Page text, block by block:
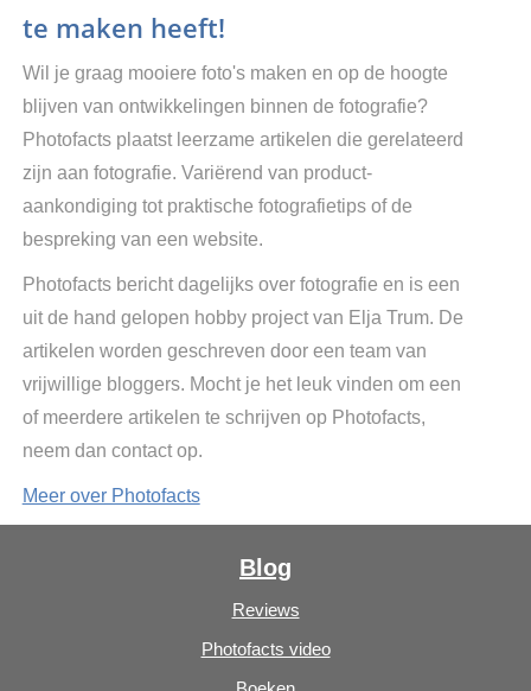
te maken heeft!
Wil je graag mooiere foto's maken en op de hoogte
blijven van ontwikkelingen binnen de fotografie?
Photofacts plaatst leerzame artikelen die gerelateerd
zijn aan fotografie. Variërend van product-
aankondiging tot praktische fotografietips of de
bespreking van een website.
Photofacts bericht dagelijks over fotografie en is een
uit de hand gelopen hobby project van Elja Trum. De
artikelen worden geschreven door een team van
vrijwillige bloggers. Mocht je het leuk vinden om een
of meerdere artikelen te schrijven op Photofacts,
neem dan contact op.
Meer over Photofacts
Blog
Reviews
Photofacts video